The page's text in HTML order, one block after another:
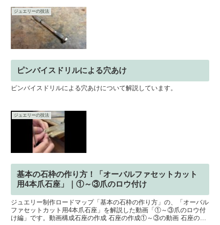
ジュエリーの技法
ピンバイスドリルによる穴あけ
ピンバイスドリルによる穴あけについて解説しています。
ジュエリーの技法
基本の石枠の作り方！「オーバルファセットカット
用4本爪石座」｜①～③爪のロウ付け
ジュエリー制作ロードマップ「基本の石枠の作り方」の、「オーバル
ファセットカット用4本爪石座」を解説した動画「①～③爪のロウ付
け編」です。動画構成石座の作成 石座の作成①～③の動画 石座の作